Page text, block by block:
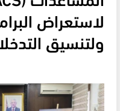
لاستعراض
ولتنسيق